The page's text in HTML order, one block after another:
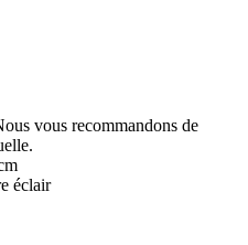
vous recommandons de
éclair